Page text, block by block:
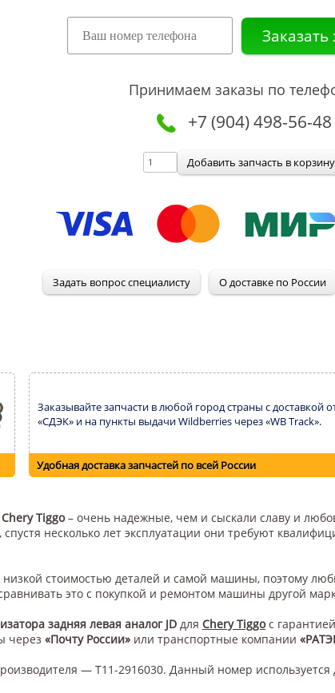
Принимаем заказы по
+7 (904) 498-56-48
Заказывайте запчасти в любой город страны с доставкой
«СДЭК» и на пункты выдачи Wildberries через «WB Track».
Удобная доставка запчастей по всей России
Chery Tiggo– очень надежные, чем и сыскали славу и
несколько лет эксплуатации они требуют
низкой стоимостью деталей и самой машины, поэтому
это с покупкой и ремонтом машины другой
задняя левая аналог JD для Chery Tiggoс
через «Почту России» или транспортные компании
— T11-2916030. Данный номер